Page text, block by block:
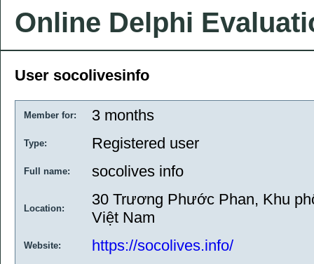
Online Delphi
User socolivesinfo
Member for: 3 months
Type: Registered user
Full name: socolives info
Location:
30 Trương Phước Phan, Khu
Việt Nam
Website: https://socolives.info/